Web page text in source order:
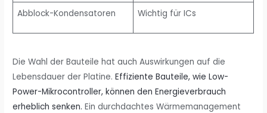
Abblock-Kondensatoren Wichtig für ICs
Die Wahl der Bauteile hat auch Auswirkungen auf die
Lebensdauer der Platine.Effiziente Bauteile, wie Low-
Power-Mikrocontroller, können den Energieverbrauch
erheblich senken. Ein durchdachtes Wärmemanagement